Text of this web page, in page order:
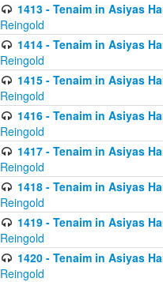
1413 - Tenaim in Asiyas
Reingold
1414 - Tenaim in Asiyas
Reingold
1415 - Tenaim in Asiyas
Reingold
1416 - Tenaim in Asiyas
Reingold
1417 - Tenaim in Asiyas
Reingold
1418 - Tenaim in Asiyas
Reingold
1419 - Tenaim in Asiyas
Reingold
1420 - Tenaim in Asiyas
Reingold